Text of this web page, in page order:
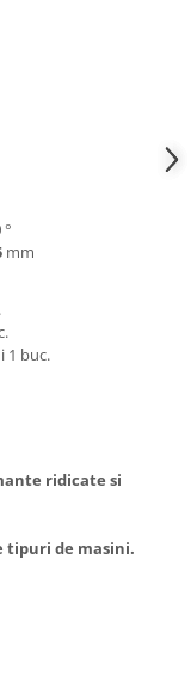
°
mm
1 buc.
ridicate si
tipuri de masini.